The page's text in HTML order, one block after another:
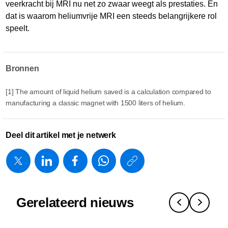
veerkracht bij MRI nu net zo zwaar weegt als prestaties. En
dat is waarom heliumvrije MRI een steeds belangrijkere rol
speelt.
Bronnen
[1] The amount of liquid helium saved is a calculation compared to
manufacturing a classic magnet with 1500 liters of helium.
Deel dit artikel met je netwerk
https://
Gerelateerd nieuws